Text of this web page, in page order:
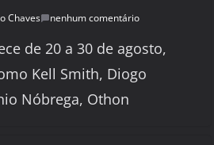
Chaves nenhum comentário
de 20 a 30 de agosto,
Kell Smith, Diogo
Nóbrega, Othon